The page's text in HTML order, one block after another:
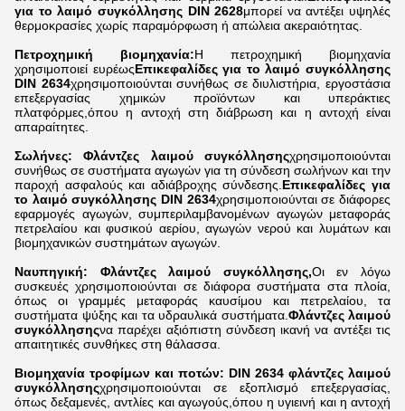
για το λαιμό συγκόλλησης DIN 2628μπορεί να αντέξει υψηλές
θερμοκρασίες χωρίς παραμόρφωση ή απώλεια ακεραιότητας.
Πετροχημική βιομηχανία:Η πετροχημική βιομηχανία
χρησιμοποιεί ευρέωςΕπικεφαλίδες για το λαιμό συγκόλλησης
DIN 2634χρησιμοποιούνται συνήθως σε διυλιστήρια, εργοστάσια
επεξεργασίας χημικών προϊόντων και υπεράκτιες
πλατφόρμες,όπου η αντοχή στη διάβρωση και η αντοχή είναι
απαραίτητες.
Σωλήνες: Φλάντζες λαιμού συγκόλλησηςχρησιμοποιούνται
συνήθως σε συστήματα αγωγών για τη σύνδεση σωλήνων και την
παροχή ασφαλούς και αδιάβροχης σύνδεσης. Επικεφαλίδες για
το λαιμό συγκόλλησης DIN 2634χρησιμοποιούνται σε διάφορες
εφαρμογές αγωγών, συμπεριλαμβανομένων αγωγών μεταφοράς
πετρελαίου και φυσικού αερίου, αγωγών νερού και λυμάτων και
βιομηχανικών συστημάτων αγωγών.
Ναυπηγική: Φλάντζες λαιμού συγκόλλησης,Οι εν λόγω
συσκευές χρησιμοποιούνται σε διάφορα συστήματα στα πλοία,
όπως οι γραμμές μεταφοράς καυσίμου και πετρελαίου, τα
συστήματα ψύξης και τα υδραυλικά συστήματα. Φλάντζες λαιμού
συγκόλλησηςνα παρέχει αξιόπιστη σύνδεση ικανή να αντέξει τις
απαιτητικές συνθήκες στη θάλασσα.
Βιομηχανία τροφίμων και ποτών: DIN 2634 φλάντζες λαιμού
συγκόλλησηςχρησιμοποιούνται σε εξοπλισμό επεξεργασίας,
όπως δεξαμενές, αντλίες και αγωγούς,όπου η υγιεινή και η αντοχή